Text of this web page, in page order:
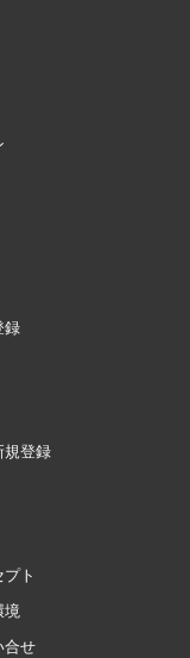
録
規登録
プト
境
合せ